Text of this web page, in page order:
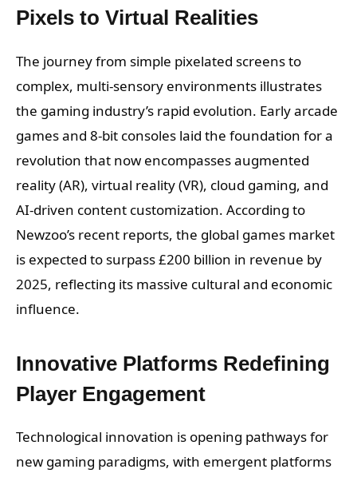
Pixels to Virtual Realities
The journey from simple pixelated screens to
complex, multi-sensory environments illustrates
the gaming industry’s rapid evolution. Early arcade
games and 8-bit consoles laid the foundation for a
revolution that now encompasses augmented
reality (AR), virtual reality (VR), cloud gaming, and
AI-driven content customization. According to
Newzoo’s recent reports, the global games market
is expected to surpass£200 billion in revenue by
2025, reflecting its massive cultural and economic
influence.
Innovative Platforms Redefining
Player Engagement
Technological innovation is opening pathways for
new gaming paradigms, with emergent platforms